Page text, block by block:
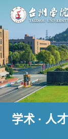
学术 · 人才